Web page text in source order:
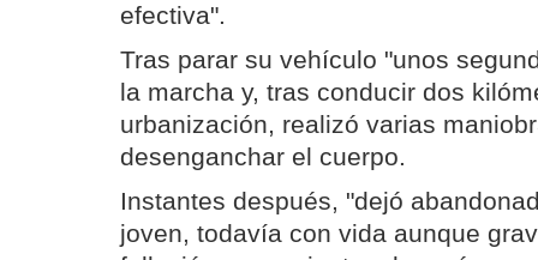
efectiva".
Tras parar su vehículo "unos
la marcha y, tras conducir dos
urbanización, realizó varias
desenganchar el cuerpo.
Instantes después, "dejó
joven, todavía con vida aunque